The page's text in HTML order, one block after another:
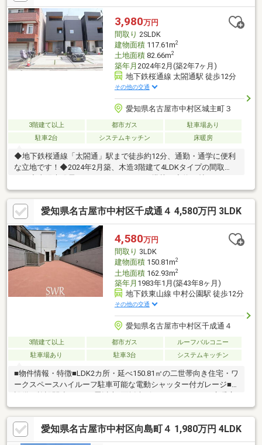
中学校 徒歩約7分・新富のぞみ保育園 徒歩約3分・コノミヤ日
比津店 徒歩約10分・ミニストップ名古屋猪之越町店 徒歩約4
分＝＝＝＝＝＝＝＝＝ご内覧をご希望の際はナカジツまでお問い
合わせくださいませ☆
3,980万円
間取り 2SLDK
建物面積117.61m2
土地面積82.66m2
築年月 2024年2月(築2年7ヶ月)
地下鉄桜通線 太閤通駅 徒歩12分
その他の交通
愛知県名古屋市中村区城主町３
3階建て以上 都市ガス
駐車場あり
駐車2台
システムキッチン 床暖房
◆地下鉄桜通線「太閤通」駅まで徒歩約12分、通勤・通学に便利
な立地です！◆2024年2月築、木造3階建て4LDKタイプの間取
り！◆太陽光発電システムエネファーム搭載！◆約17帖のLDKは
人目が気になりにくい2階に設けられ、のんびりお過ごしいただけ
ます！◆全居室収納付、うち1か所はWICでお部屋もすっきり快適
です！◆食洗機やタッチレス水栓が採用されたシステムキッチ
ン！◆エアコン1基付き！初期費用が抑えられるのは嬉しいです
ね！◆不在がちな方の心強い味方、宅配ボックス設置！◆前面道
路は幅員約7.2mと広く開放感たっぷり！◆「日吉小学校」までは
徒歩約2分とお子様の通学も便利です！
愛知県名古屋市中村区千成通４ 4,580万円 3LDK
4,580万円
間取り 3LDK
建物面積150.81m2
土地面積162.93m2
築年月 1983年1月(築43年8ヶ月)
地下鉄東山線 中村公園駅 徒歩12分
その他の交通
愛知県名古屋市中村区千成通４
3階建て以上 都市ガス
ルーフバルコニー
駐車場あり
駐車3台 システムキッチン
■物件情報・特徴■LDK2カ所・延べ150.81㎡の二世帯向き住宅・ワ
ークスペースハイルーフ駐車可能な電動シャッター付ガレージ■
ルーフバルコニー陽当・通風・眺望良好II型キッチン2WAYキッチ
ンキッチン吊戸棚カップボード付食器洗浄乾燥機浄水器洗面収納
浴室暖房乾燥機24H換気システムTV付バスジェットバスタンクレ
ストイレ節水型・高機能トイレ続和室押入・天袋板の間有モニタ
愛知県名古屋市中村区向島町４ 1,980万円 4LDK